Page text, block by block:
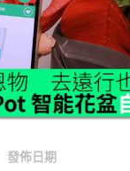
發佈日期